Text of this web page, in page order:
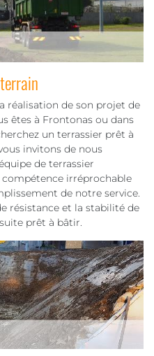
réalisation de son projet de
êtes à Frontonas ou dans
un terrassier prêt à
invitons de nous
de terrassier
compétence irréprochable
de notre service.
résistance et la stabilité de
prêt à bâtir.